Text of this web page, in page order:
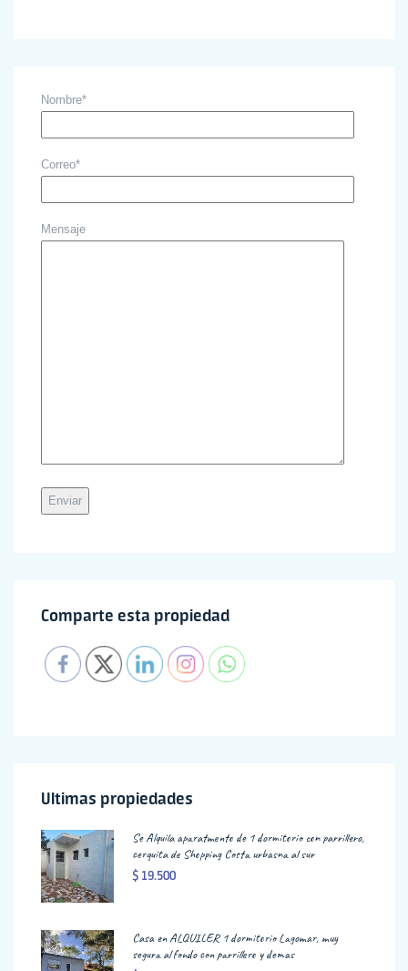
Nombre*
Correo*
Mensaje
Comparte esta propiedad
Ultimas propiedades
Se Alquila aparatmento de 1 dormitorio con parrillero,
cerquita de Shopping Costa urbasna al sur
$ 19.500
Casa en ALQUILER 1 dormitorio Lagomar, muy
segura al fondo con parrillero y demas